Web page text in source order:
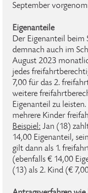
September
Eigenanteile
Der Eigenanteil
demnach auch im
August 2023
jedes
7,00 für das 2.
weitere
Eigenanteil zu
mehrere Kinder
Beispiel: Jan (18)
14,00 Eigenanteil,
gilt dann als 1.
(ebenfalls € 14,00
(13) als 2. Kind (€